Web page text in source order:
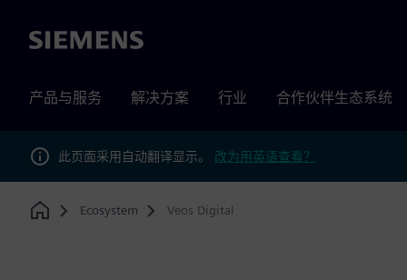
Siemens
产品与服务 解决方案 行业 合作伙伴生态系统
此页面采用自动翻译显示。 改为用英语查看？
Home
Ecosystem Veos Digital